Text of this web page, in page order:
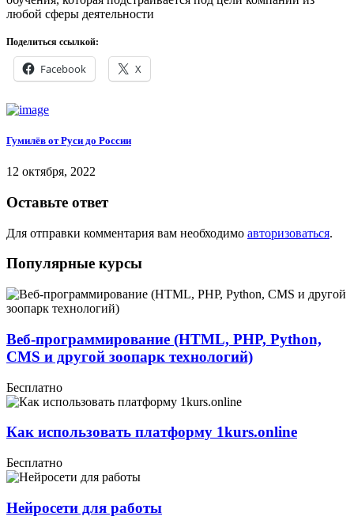
любой сферы деятельности
Поделиться ссылкой:
Facebook X
Гумилёв от Руси до России
12 октября, 2022
Оставьте ответ
Для отправки комментария вам необходимо авторизоваться.
Популярные курсы
Веб-программирование (HTML, PHP, Python,
CMS и другой зоопарк технологий)
Бесплатно
Как использовать платформу 1kurs.online
Бесплатно
Нейросети для работы